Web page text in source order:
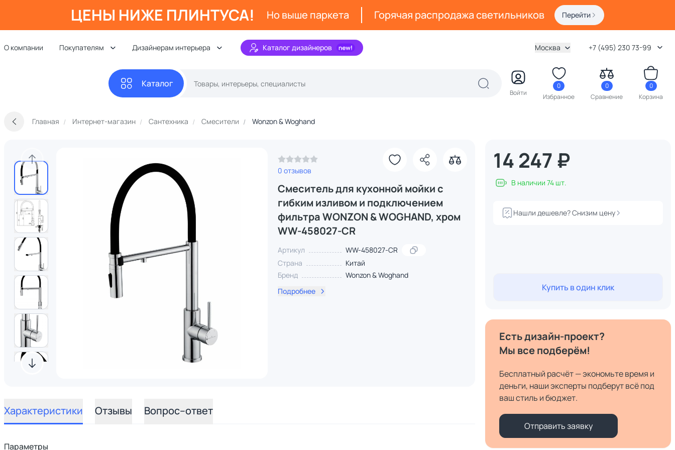
ЦЕНЫ НИЖЕ ПЛИНТУСА! Но выше паркета Горячая распродажа светильников Перейти
О компании Покупателям Дизайнерам интерьера Каталог дизайнеров Москва +7 (495) 230 73-99
Каталог
Войти
0
Избранное
0
Сравнение
0
Корзина
Главная Интернет-магазин Сантехника Смесители Wonzon & Woghand
0 отзывов
Смеситель для кухонной мойки с
гибким изливом и подключением
фильтра WONZON & WOGHAND, хром
WW-458027-CR
Артикул
WW-458027-CR
Страна
Китай
Бренд
Wonzon & Woghand
Подробнее
Характеристики Отзывы Вопрос–ответ
Параметры
14 247 ₽
В наличии 74 шт.
Нашли дешевле? Снизим цену
Купить в один клик
Есть дизайн-проект?
Мы все подберём!
Бесплатный расчёт — экономьте время и
деньги, наши эксперты подберут всё под
ваш стиль и бюджет.
Отправить заявку